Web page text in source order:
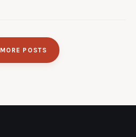
MORE POSTS